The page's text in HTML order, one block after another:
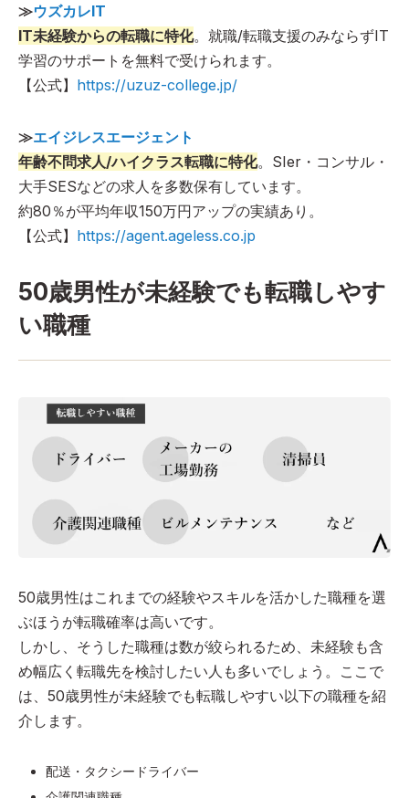
≫ウズカレIT
IT未経験からの転職に特化。就職/転職支援のみならずIT
学習のサポートを無料で受けられます。
【公式】 https://uzuz-college.jp/
≫エイジレスエージェント
年齢不問求人/ハイクラス転職に特化。SIer・コンサル・
大手SESなどの求人を多数保有しています。
約80％が平均年収150万円アップの実績あり。
【公式】 https://agent.ageless.co.jp
50歳男性が未経験でも転職しやす
い職種
50歳男性はこれまでの経験やスキルを活かした職種を選
ぶほうが転職確率は高いです。
しかし、そうした職種は数が絞られるため、未経験も含
め幅広く転職先を検討したい人も多いでしょう。ここで
は、50歳男性が未経験でも転職しやすい以下の職種を紹
介します。
配送・タクシードライバー